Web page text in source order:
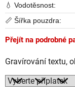
💧 Vodotěsnost:
📏 Šířka pouzdra:
Přejít na podrobné
Gravírování textu,